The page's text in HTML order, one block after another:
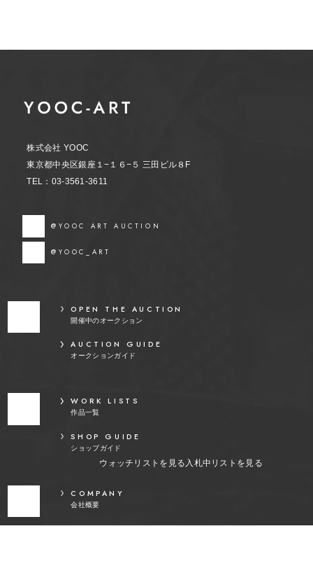
株式会社 YOOC
東京都中央区銀座１−１６−５ 三田ビル８F
TEL：03-3561-3611
@YOOC ART AUCTION
@YOOC_ART
OPEN THE AUCTION
開催中のオークション
AUCTION GUIDE
オークションガイド
WORK LISTS
作品一覧
SHOP GUIDE
ショップガイド
COMPANY
会社概要
PRIVACY POLICY
ウォッチリストを見る 入札中リストを見る